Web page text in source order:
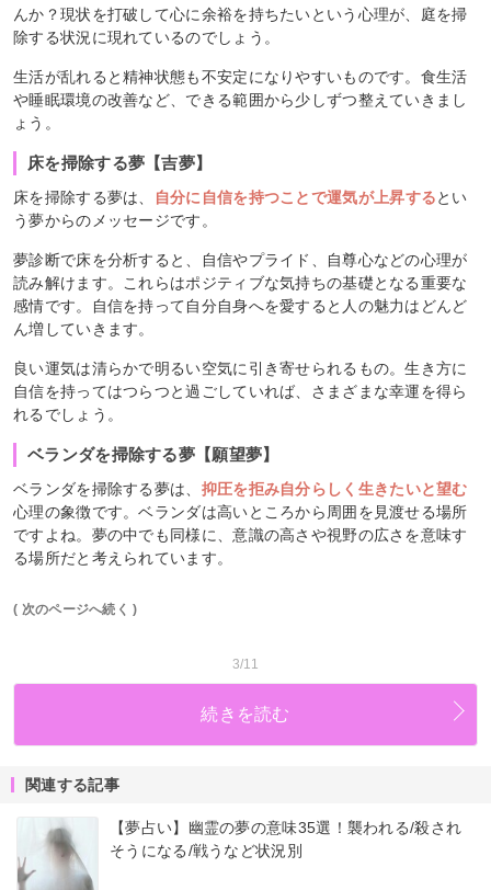
んか？現状を打破して心に余裕を持ちたいという心理が、庭を掃
除する状況に現れているのでしょう。
生活が乱れると精神状態も不安定になりやすいものです。食生活
や睡眠環境の改善など、できる範囲から少しずつ整えていきまし
ょう。
床を掃除する夢【吉夢】
床を掃除する夢は、 自分に自信を持つことで運気が上昇するとい
う夢からのメッセージです。
夢診断で床を分析すると、自信やプライド、自尊心などの心理が
読み解けます。これらはポジティブな気持ちの基礎となる重要な
感情です。自信を持って自分自身へを愛すると人の魅力はどんど
ん増していきます。
良い運気は清らかで明るい空気に引き寄せられるもの。生き方に
自信を持ってはつらつと過ごしていれば、さまざまな幸運を得ら
れるでしょう。
ベランダを掃除する夢【願望夢】
ベランダを掃除する夢は、 抑圧を拒み自分らしく生きたいと望む
心理の象徴です。ベランダは高いところから周囲を見渡せる場所
ですよね。夢の中でも同様に、意識の高さや視野の広さを意味す
る場所だと考えられています。
( 次のページへ続く )
3/11
続きを読む
関連する記事
【夢占い】幽霊の夢の意味35選！襲われる/殺され
そうになる/戦うなど状況別